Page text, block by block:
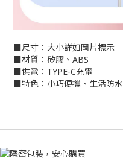
■尺寸：大小詳如圖片標示
■材質：矽膠、ABS
■供電：TYPE-C充電
■特色：小巧便攜、生活防水